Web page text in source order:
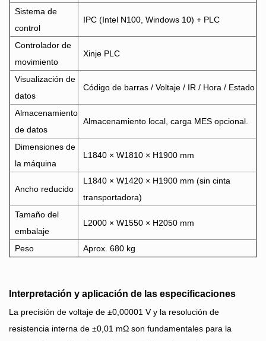
Sistema de
control
IPC (Intel N100, Windows 10) + PLC
Controlador de
movimiento
Xinje PLC
Visualización de
datos
Código de barras / Voltaje / IR / Hora / Estado
Almacenamiento
de datos
Almacenamiento local, carga MES opcional.
Dimensiones de
la máquina
L1840 × W1810 × H1900 mm
Ancho reducido
L1840 × W1420 × H1900 mm (sin cinta
transportadora)
Tamaño del
embalaje
L2000 × W1550 × H2050 mm
Peso Aprox. 680 kg
Interpretación y aplicación de las especificaciones
La precisión de voltaje de ±0,00001 V y la resolución de
resistencia interna de ±0,01 mΩ son fundamentales para la